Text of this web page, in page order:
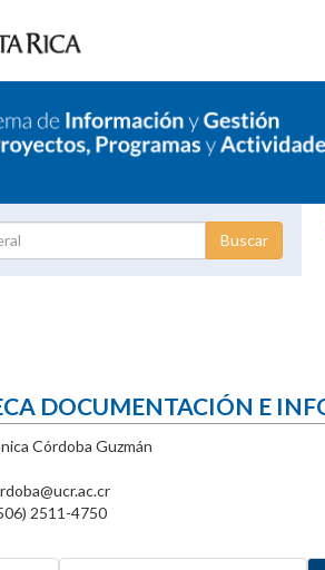
DOCUMENTACIÓN E
Córdoba Guzmán
2511-4750